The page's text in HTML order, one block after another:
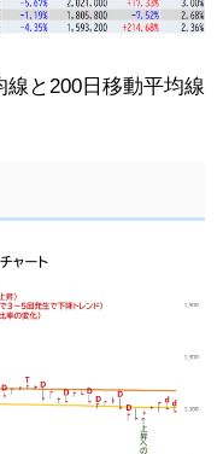
と200日移動平均線